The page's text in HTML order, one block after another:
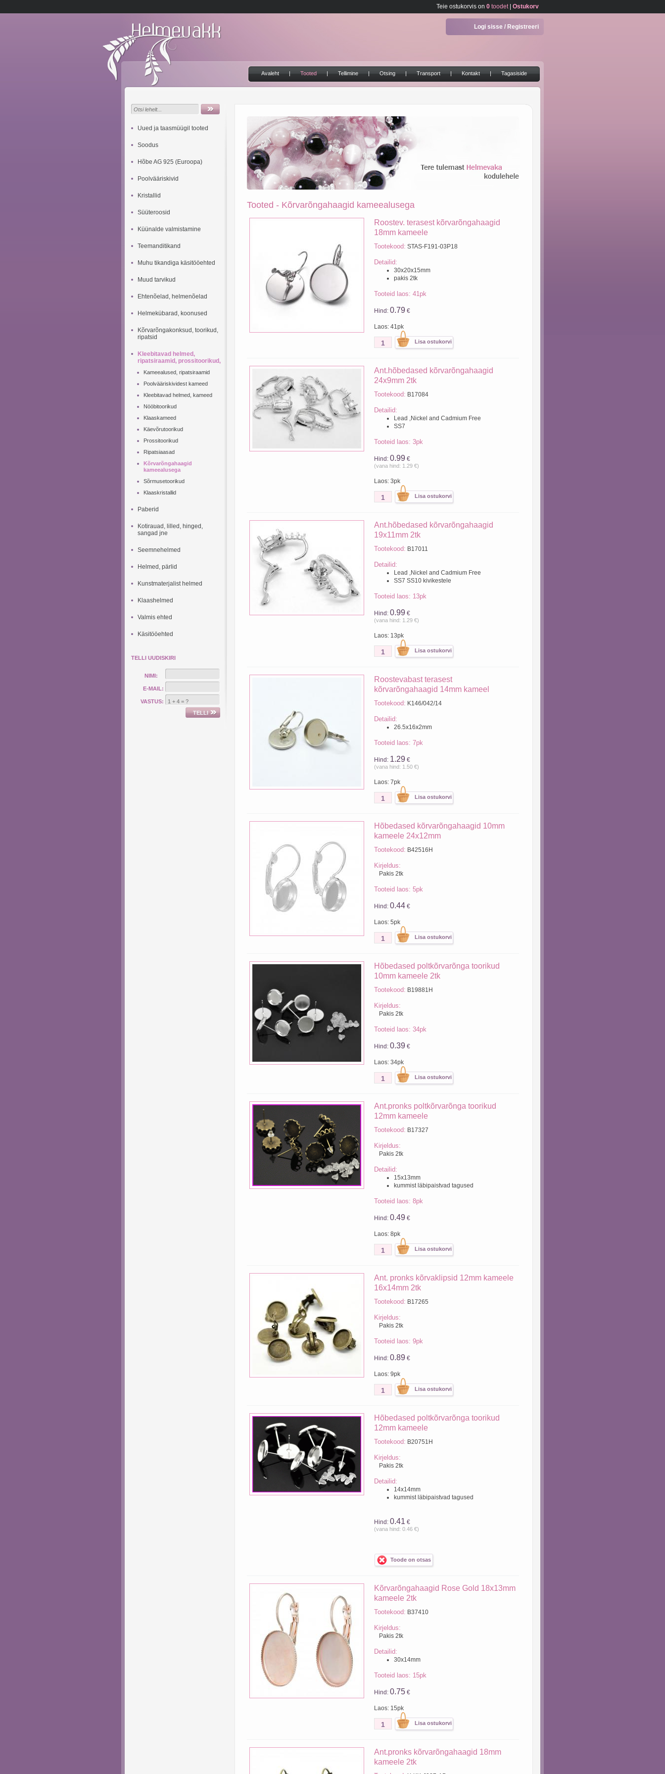
Teie ostukorvis on 0 toodet| Ostukorv
Logi sisse / Registreeri
Avaleht | Tooted | Tellimine | Otsing | Transport | Kontakt | Tagasiside
Uued ja taasmüügil tooted
Soodus
Hõbe AG 925 (Euroopa)
Poolvääriskivid
Kristallid
Süüteroosid
Küünalde valmistamine
Teemanditikand
Muhu tikandiga käsitööehted
Muud tarvikud
Ehtenõelad, helmenõelad
Helmekübarad, koonused
Kõrvarõngakonksud, toorikud,
ripatsid
Kleebitavad helmed,
ripatsiraamid, prossitoorikud,
Kameealused, ripatsiraamid
Poolvääriskividest kameed
Kleebitavad helmed, kameed
Nööbitoorikud
Klaaskameed
Käevõrutoorikud
Prossitoorikud
Ripatsiaasad
Kõrvarõngahaagid
kameealusega
Sõrmusetoorikud
Klaaskristallid
Paberid
Kotirauad, lilled, hinged,
sangad jne
Seemnehelmed
Helmed, pärlid
Kunstmaterjalist helmed
Klaashelmed
Valmis ehted
Käsitööehted
TELLI UUDISKIRI
NIMI:
E-MAIL:
VASTUS:
Tooted - Kõrvarõngahaagid kameealusega
Roostev. terasest kõrvarõngahaagid
18mm kameele
Tootekood: STAS-F191-03P18
Detailid:
30x20x15mm
pakis 2tk
Tooteid laos: 41pk
Hind: 0.79 €
Laos: 41pk
Ant.hõbedased kõrvarõngahaagid
24x9mm 2tk
Tootekood: B17084
Detailid:
Lead ,Nickel and Cadmium Free
SS7
Tooteid laos: 3pk
Hind: 0.99 €
(vana hind: 1.29 €)
Laos: 3pk
Ant.hõbedased kõrvarõngahaagid
19x11mm 2tk
Tootekood: B17011
Detailid:
Lead ,Nickel and Cadmium Free
SS7 SS10 kivikestele
Tooteid laos: 13pk
Hind: 0.99 €
(vana hind: 1.29 €)
Laos: 13pk
Roostevabast terasest
kõrvarõngahaagid 14mm kameel
Tootekood: K146/042/14
Detailid:
26.5x16x2mm
Tooteid laos: 7pk
Hind: 1.29 €
(vana hind: 1.50 €)
Laos: 7pk
Hõbedased kõrvarõngahaagid 10mm
kameele 24x12mm
Tootekood: B42516H
Kirjeldus:
Pakis 2tk
Tooteid laos: 5pk
Hind: 0.44 €
Laos: 5pk
Hõbedased poltkõrvarõnga toorikud
10mm kameele 2tk
Tootekood: B19881H
Kirjeldus:
Pakis 2tk
Tooteid laos: 34pk
Hind: 0.39 €
Laos: 34pk
Ant.pronks poltkõrvarõnga toorikud
12mm kameele
Tootekood: B17327
Kirjeldus:
Pakis 2tk
Detailid:
15x13mm
kummist läbipaistvad tagused
Tooteid laos: 8pk
Hind: 0.49 €
Laos: 8pk
Ant. pronks kõrvaklipsid 12mm kameele
16x14mm 2tk
Tootekood: B17265
Kirjeldus:
Pakis 2tk
Tooteid laos: 9pk
Hind: 0.89 €
Laos: 9pk
Hõbedased poltkõrvarõnga toorikud
12mm kameele
Tootekood: B20751H
Kirjeldus:
Pakis 2tk
Detailid:
14x14mm
kummist läbipaistvad tagused
Hind: 0.41 €
(vana hind: 0.46 €)
Toode on otsas
Kõrvarõngahaagid Rose Gold 18x13mm
kameele 2tk
Tootekood: B37410
Kirjeldus:
Pakis 2tk
Detailid:
30x14mm
Tooteid laos: 15pk
Hind: 0.75 €
Laos: 15pk
Ant.pronks kõrvarõngahaagid 18mm
kameele 2tk